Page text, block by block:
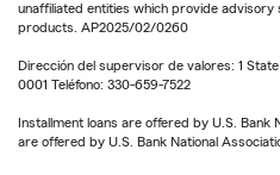
unaffiliated entities which provide advisory
products. AP2025/02/0260
Dirección del supervisor de valores: 1
0001 Teléfono: 330-659-7522
Installment loans are offered by U.S.
are offered by U.S. Bank National